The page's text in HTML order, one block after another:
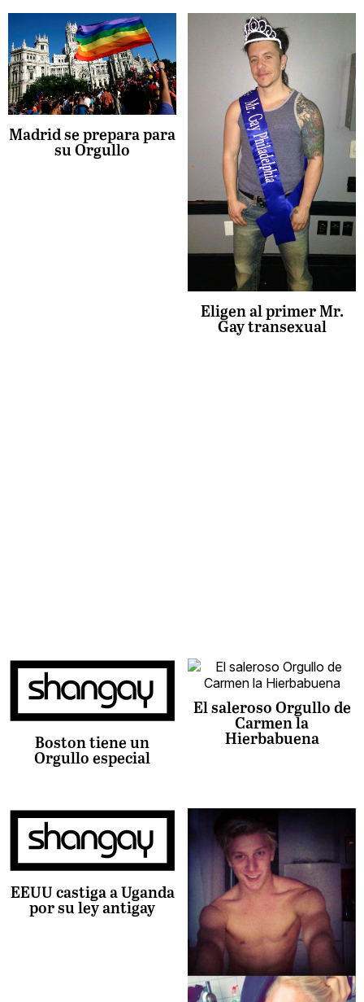
Madrid se prepara para
su Orgullo
Eligen al primer Mr.
Gay transexual
Boston tiene un
Orgullo especial
El saleroso Orgullo de
Carmen la
Hierbabuena
EEUU castiga a Uganda
por su ley antigay